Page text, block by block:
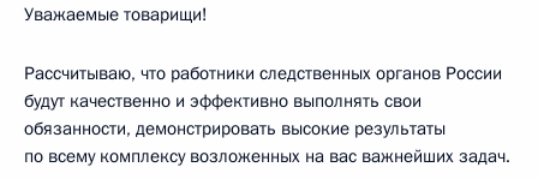
Уважаемые товарищи!
Рассчитываю, что работники следственных органов России
будут качественно и эффективно выполнять свои
обязанности, демонстрировать высокие результаты
по всему комплексу возложенных на вас важнейших задач.